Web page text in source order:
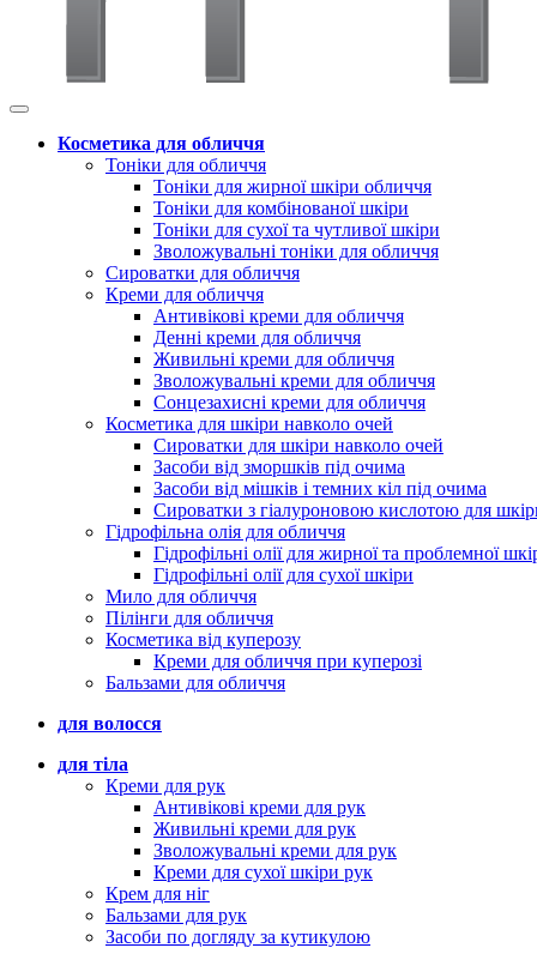
Косметика для обличчя
Тоніки для обличчя
Тоніки для жирної шкіри обличчя
Тоніки для комбінованої шкіри
Тоніки для сухої та чутливої шкіри
Зволожувальні тоніки для обличчя
Сироватки для обличчя
Креми для обличчя
Антивікові креми для обличчя
Денні креми для обличчя
Живильні креми для обличчя
Зволожувальні креми для обличчя
Сонцезахисні креми для обличчя
Косметика для шкіри навколо очей
Сироватки для шкіри навколо очей
Засоби від зморшків під очима
Засоби від мішків і темних кіл під очима
Сироватки з гіалуроновою кислотою для
Гідрофільна олія для обличчя
Гідрофільні олії для жирної та проблемної
Гідрофільні олії для сухої шкіри
Мило для обличчя
Пілінги для обличчя
Косметика від куперозу
Креми для обличчя при куперозі
Бальзами для обличчя
для волосся
для тіла
Креми для рук
Антивікові креми для рук
Живильні креми для рук
Зволожувальні креми для рук
Креми для сухої шкіри рук
Крем для ніг
Бальзами для рук
Засоби по догляду за кутикулою